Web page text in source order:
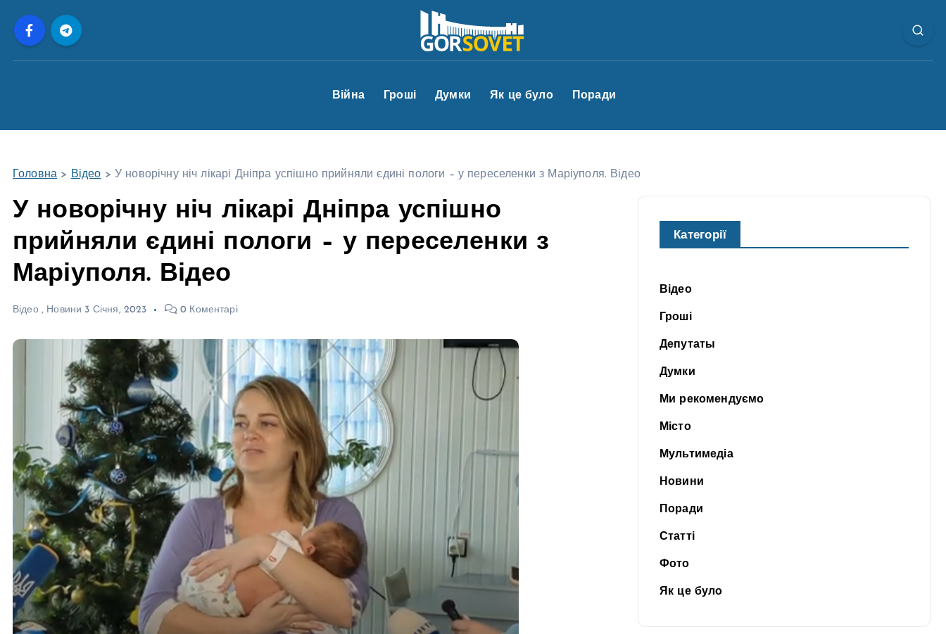
Війна Гроші Думки Як це було Поради
Головна > Відео > У новорічну ніч лікарі Дніпра успішно прийняли єдині пологи – у переселенки з Маріуполя. Відео
У новорічну ніч лікарі Дніпра успішно
прийняли єдині пологи – у переселенки з
Маріуполя. Відео
Відео, Новини 3 Січня, 2023 0 Коментарі
Категорії
Відео
Гроші
Депутаты
Думки
Ми рекомендуємо
Місто
Мультимедіа
Новини
Поради
Статті
Фото
Як це було